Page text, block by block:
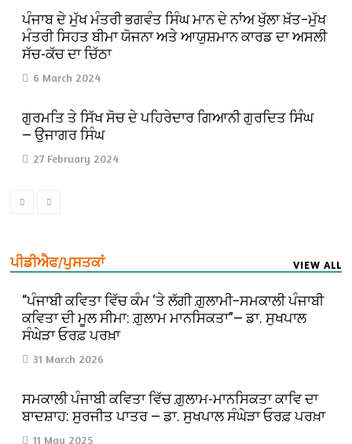
ਪੰਜਾਬ ਦੇ ਮੁੱਖ ਮੰਤਰੀ ਭਗਵੰਤ ਸਿੰਘ ਮਾਨ ਦੇ ਨਾਂਅ ਖੁੱਲਾ ਖ਼ੱਤ–ਮੁੱਖ
ਮੰਤਰੀ ਸਿਹਤ ਬੀਮਾ ਯੋਜਨਾ ਅਤੇ ਆਯੁਸ਼ਮਾਨ ਕਾਰਡ ਦਾ ਅਸਲੀ
ਸੱਚ-ਕੱਚ ਦਾ ਚਿੱਠਾ
6 March 2024
ਗੁਰਮਤਿ ਤੇ ਸਿੱਖ ਸੋਚ ਦੇ ਪਹਿਰੇਦਾਰ ਗਿਆਨੀ ਗੁਰਦਿਤ ਸਿੰਘ
— ਉਜਾਗਰ ਸਿੰਘ
27 February 2024
ਪੀਡੀਐਫ/ਪੁਸਤਕਾਂ VIEW ALL
“ਪੰਜਾਬੀ ਕਵਿਤਾ ਵਿੱਚ ਕੰਮ ‘ਤੇ ਲੱਗੀ ਗ਼ੁਲਾਮੀ–ਸਮਕਾਲੀ ਪੰਜਾਬੀ
ਕਵਿਤਾ ਦੀ ਮੂਲ ਸੀਮਾ: ਗ਼ੁਲਾਮ ਮਾਨਸਿਕਤਾ”— ਡਾ. ਸੁਖਪਾਲ
ਸੰਘੇੜਾ ਓਰਫ਼ ਪਰਖ਼ਾ
31 March 2026
ਸਮਕਾਲੀ ਪੰਜਾਬੀ ਕਵਿਤਾ ਵਿੱਚ ਗ਼ੁਲਾਮ-ਮਾਨਸਿਕਤਾ ਕਾਵਿ ਦਾ
ਬਾਦਸ਼ਾਹ: ਸੁਰਜੀਤ ਪਾਤਰ — ਡਾ. ਸੁਖਪਾਲ ਸੰਘੇੜਾ ਓਰਫ਼ ਪਰਖ਼ਾ
11 May 2025